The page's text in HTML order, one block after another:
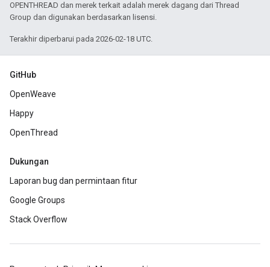
OPENTHREAD dan merek terkait adalah merek dagang dari Thread
Group dan digunakan berdasarkan lisensi.
Terakhir diperbarui pada 2026-02-18 UTC.
GitHub
OpenWeave
Happy
OpenThread
Dukungan
Laporan bug dan permintaan fitur
Google Groups
Stack Overflow